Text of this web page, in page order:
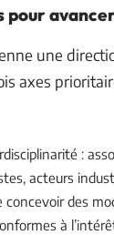
pour
une
axes
:
acteurs
des
à